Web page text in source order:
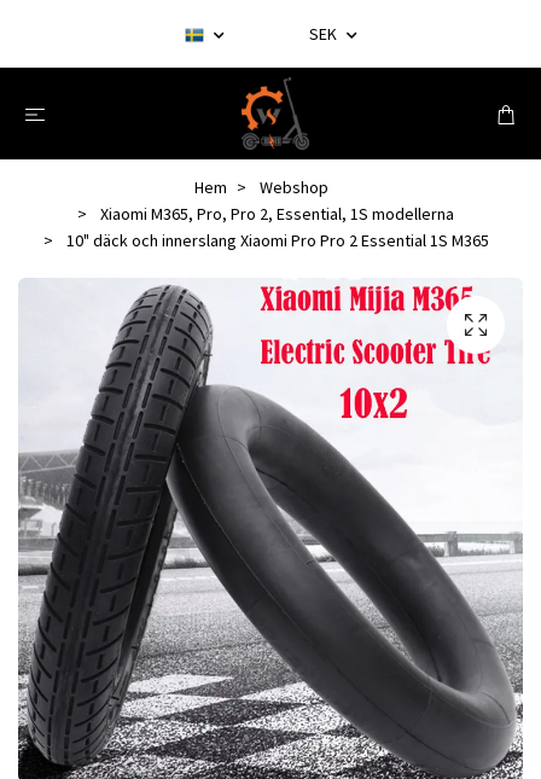
SEK
Hem
Webshop
Xiaomi M365, Pro, Pro 2, Essential, 1S modellerna
10" däck och innerslang Xiaomi Pro Pro 2 Essential 1S M365